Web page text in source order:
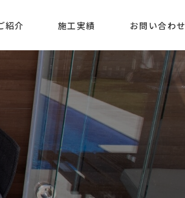
紹介 施工実績 お問い合わせ